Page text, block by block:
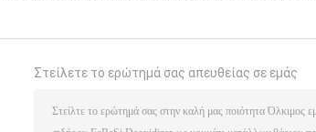
Στείλετε το ερώτημά σας απευθείας σε εμάς